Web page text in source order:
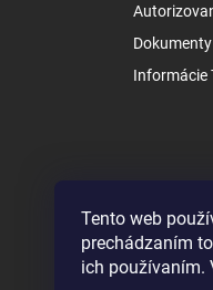
Tento web
prechádzaním
ich používaním.
Informácie